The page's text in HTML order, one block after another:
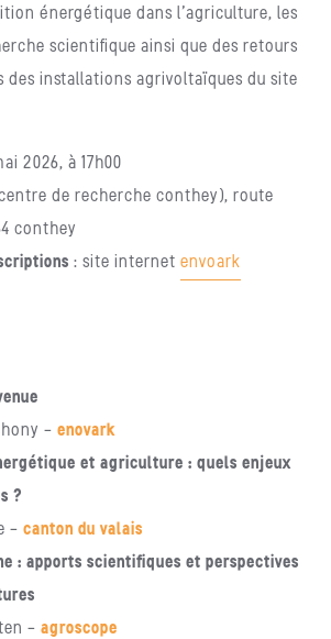
énergétique dans l’agriculture, les
scientifique ainsi que des retours
des installations agrivoltaïques du site
2026, à 17h00
de recherche conthey), route
conthey
: site internet envoark
– enovark
et agriculture : quels enjeux
?
– canton du valais
: apports scientifiques et perspectives
– agroscope